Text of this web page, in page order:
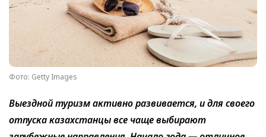
Фото: Getty Images
Выездной туризм активно развивается, и для своего
отпуска казахстанцы все чаще выбирают